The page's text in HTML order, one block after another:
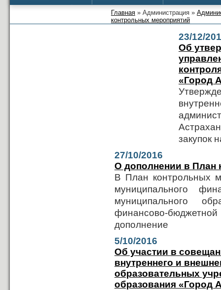
Главная » Администрация »
контрольных мероприятий
23/12/
Об
«Город
закупок
27/10/2016
О дополнении в План
В План контрольных
муниципального
муниципального
финансово-
дополнение
5/10/2016
Об участии в
внутреннего и
образовательных
образования «Город